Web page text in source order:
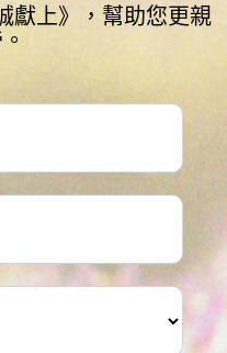
獻上》，幫助您更親